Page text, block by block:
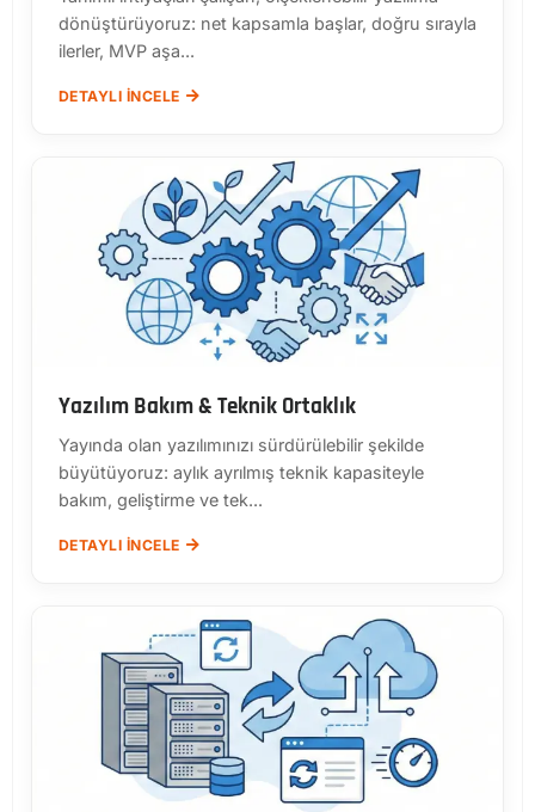
dönüştürüyoruz: net kapsamla başlar, doğru sırayla
ilerler, MVP aşa...
DETAYLI İNCELE
Yazılım Bakım & Teknik Ortaklık
Yayında olan yazılımınızı sürdürülebilir şekilde
büyütüyoruz: aylık ayrılmış teknik kapasiteyle
bakım, geliştirme ve tek...
DETAYLI İNCELE